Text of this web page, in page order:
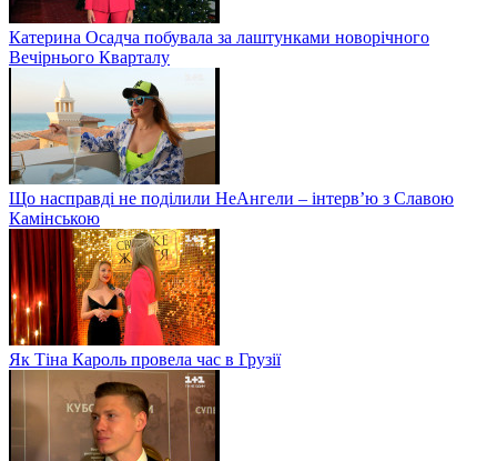
Катерина Осадча побувала за лаштунками новорічного
Вечірнього Кварталу
Що насправді не поділили НеАнгели – інтерв’ю з Славою
Камінською
Як Тіна Кароль провела час в Грузії